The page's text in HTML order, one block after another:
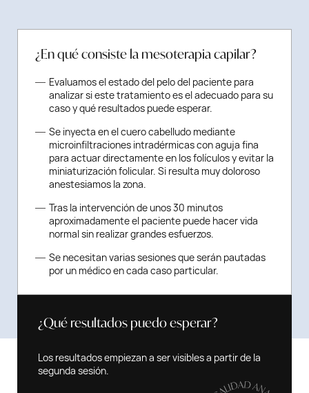
¿En qué consiste la mesoterapia capilar?
Evaluamos el estado del pelo del paciente para
analizar si este tratamiento es el adecuado para su
caso y qué resultados puede esperar.
Se inyecta en el cuero cabelludo mediante
microinfiltraciones intradérmicas con aguja fina
para actuar directamente en los folículos y evitar la
miniaturización folicular. Si resulta muy doloroso
anestesiamos la zona.
Tras la intervención de unos 30 minutos
aproximadamente el paciente puede hacer vida
normal sin realizar grandes esfuerzos.
Se necesitan varias sesiones que serán pautadas
por un médico en cada caso particular.
¿Qué resultados puedo esperar?
Los resultados empiezan a ser visibles a partir de la
segunda sesión.